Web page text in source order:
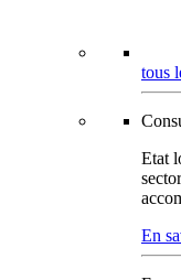
tous
Etat
En